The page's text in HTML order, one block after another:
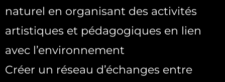
naturel en organisant des activités
artistiques et pédagogiques en lien
avec l’environnement
Créer un réseau d’échanges entre